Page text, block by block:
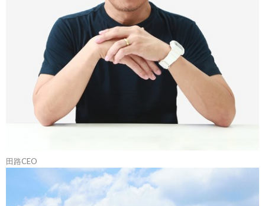
田路CEO